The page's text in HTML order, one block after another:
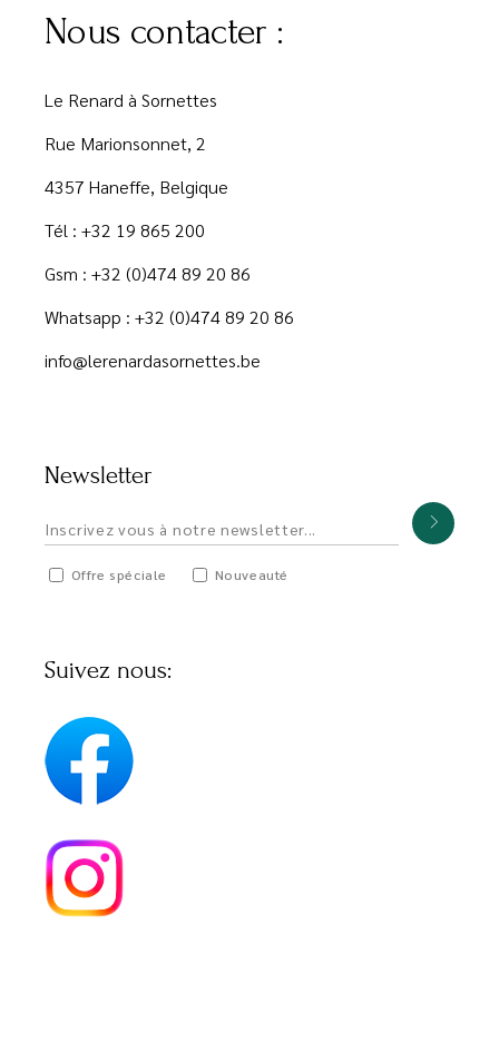
Nous contacter :
Le Renard à Sornettes
Rue Marionsonnet, 2
4357 Haneffe, Belgique
Tél : +32 19 865 200
Gsm : +32 (0)474 89 20 86
Whatsapp : +32 (0)474 89 20 86
info@lerenardasornettes.be
Newsletter
Offre spéciale Nouveauté
Suivez nous: